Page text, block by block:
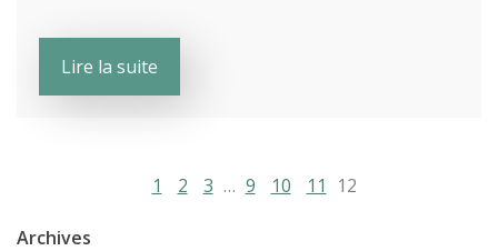
Archives
Lire la suite
1 2 3 … 9 10 11 12